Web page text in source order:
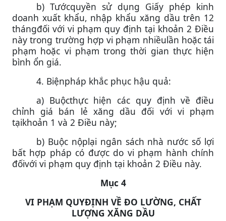
b) Tướcquyền sử dụng Giấy phép kinh
doanh xuất khẩu, nhập khẩu xăng dầu trên 12
thángđối với vi phạm quy định tại khoản 2 Điều
này trong trường hợp vi phạm nhiềulần hoặc tái
phạm hoặc vi phạm trong thời gian thực hiện
bình ổn giá.
4. Biệnpháp khắc phục hậu quả:
a) Buộcthực hiện các quy định về điều
chỉnh giá bán lẻ xăng dầu đối với vi phạm
tạikhoản 1 và 2 Điều này;
b) Buộc nộplại ngân sách nhà nước số lợi
bất hợp pháp có được do vi phạm hành chính
đốivới vi phạm quy định tại khoản 2 Điều này.
Mục 4
VI PHẠM QUYĐỊNH VỀ ĐO LƯỜNG, CHẤT
LƯỢNG XĂNG DẦU